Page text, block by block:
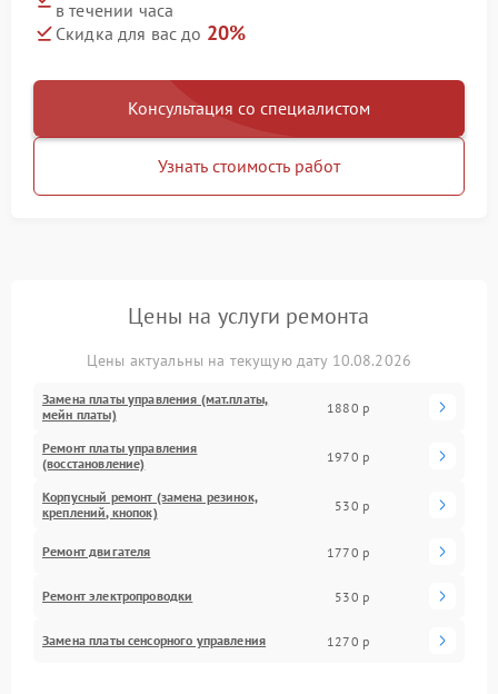
в течении часа
Скидка для вас до 20%
Консультация со специалистом
Узнать стоимость работ
Цены на услуги ремонта
Цены актуальны на текущую дату 10.08.2026
Замена платы управления (мат.платы,
мейн платы)
1880 р
Ремонт платы управления
(восстановление)
1970 р
Корпусный ремонт (замена резинок,
креплений, кнопок)
530 р
Ремонт двигателя 1770 р
Ремонт электропроводки 530 р
Замена платы сенсорного управления 1270 р